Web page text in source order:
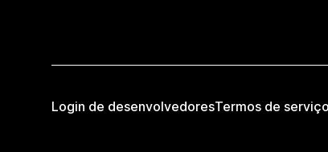
Login de desenvolvedoresTermos de serviço